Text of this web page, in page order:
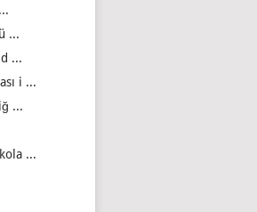
...
...
i ...
...
...